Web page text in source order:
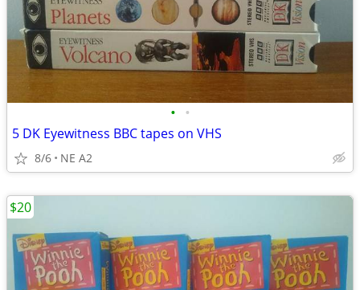
• •
5 DK Eyewitness BBC tapes on VHS
8/6 NE A2
$20